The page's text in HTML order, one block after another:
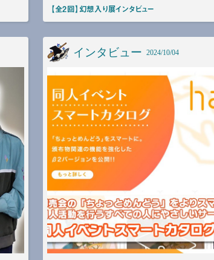
【全2回】幻想入り展インタビュー
インタビュー 2024/10/04